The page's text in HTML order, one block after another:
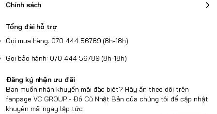
Chính sách
Tổng đài hỗ trợ
Gọi mua hàng: 070 444 56789 (8h-18h)
Gọi bảo hành: 070 444 56789 (8h-18h)
Đăng ký nhận ưu đãi
Bạn muốn nhận khuyến mãi đặc biệt? Hãy ấn theo dõi trên
fanpage VC GROUP - Đồ Cũ Nhật Bản của chúng tôi để cập nhật
khuyến mãi ngay lập tức